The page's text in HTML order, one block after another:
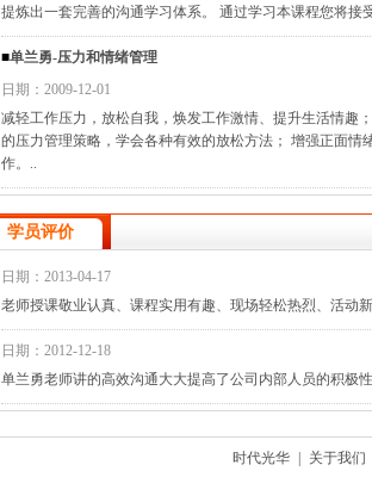
提炼出一套完善的沟通学习体系。 通过学习本课程您将接
■单兰勇-压力和情绪管理
日期：2009-12-01
减轻工作压力，放松自我，焕发工作激情、提升生活情趣
的压力管理策略，学会各种有效的放松方法； 增强正面
作。..
学员评价
日期：2013-04-17
老师授课敬业认真、课程实用有趣、现场轻松热烈、活动
日期：2012-12-18
单兰勇老师讲的高效沟通大大提高了公司内部人员的积极
时代光华 关于我们